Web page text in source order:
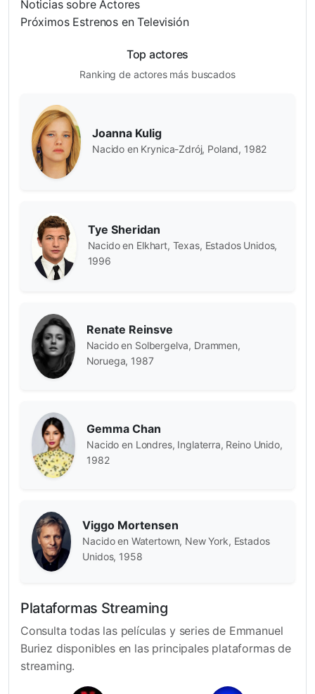
Noticias sobre Actores
Próximos Estrenos en Televisión
Top actores
Ranking de actores más buscados
Joanna Kulig
Nacido en Krynica-Zdrój, Poland, 1982
Tye Sheridan
Nacido en Elkhart, Texas, Estados Unidos,
1996
Renate Reinsve
Nacido en Solbergelva, Drammen,
Noruega, 1987
Gemma Chan
Nacido en Londres, Inglaterra, Reino Unido,
1982
Viggo Mortensen
Nacido en Watertown, New York, Estados
Unidos, 1958
Plataformas Streaming
Consulta todas las películas y series de Emmanuel
Buriez disponibles en las principales plataformas de
streaming.